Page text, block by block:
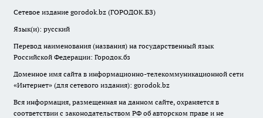
Сетевое издание gorodok.bz (ГОРОДОК.БЗ)
Язык(и): русский
Перевод наименования (названия) на государственный язык
Российской Федерации: Городок.бз
Доменное имя сайта в информационно-телекоммуникационной сети
«Интернет» (для сетевого издания): gorodok.bz
Вся информация, размещенная на данном сайте, охраняется в
соответствии с законодательством РФ об авторском праве и не